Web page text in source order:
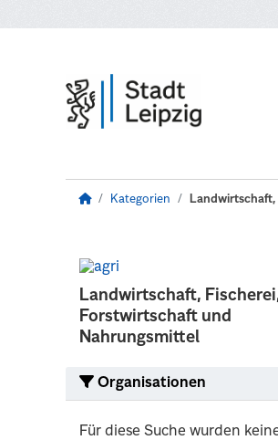
Kategorien Landwirtschaft,
Landwirtschaft,
Forstwirtschaft und
Nahrungsmittel
Organisationen
Für diese Suche wurden